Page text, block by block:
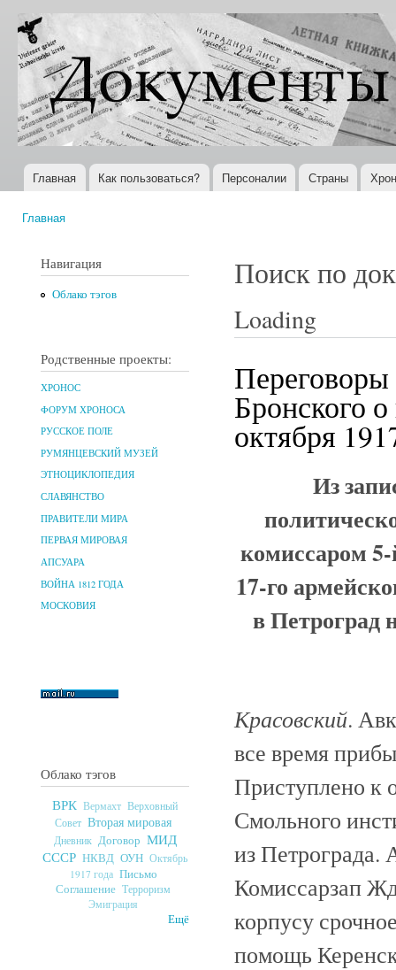
Документы
XX века
Всемирная
история в
Интернете
Главное меню
Главная Как пользоваться? Персоналии Страны
Главная
Навигация
Облако тэгов
Родственные проекты:
ХРОНОС
ФОРУМ ХРОНОСА
РУССКОЕ ПОЛЕ
РУМЯНЦЕВСКИЙ МУЗЕЙ
ЭТНОЦИКЛОПЕДИЯ
СЛАВЯНСТВО
ПРАВИТЕЛИ МИРА
ПЕРВАЯ МИРОВАЯ
АПСУАРА
ВОЙНА 1812 ГОДА
МОСКОВИЯ
Облако тэгов
ВРК Вермахт Верховный
Совет Вторая мировая
Дневник Договор МИД
СССР НКВД ОУН Октябрь
1917 года Письмо
Соглашение Терроризм
Эмиграция
Ещё
Поиск по
Loading
Переговоры
Бронского
октября
Из
комиссаром
17-го
в Петроград
Красовский.
все время
Приступлено к
Смольного
из Петрограда.
Комиссарзап
корпусу
помощь